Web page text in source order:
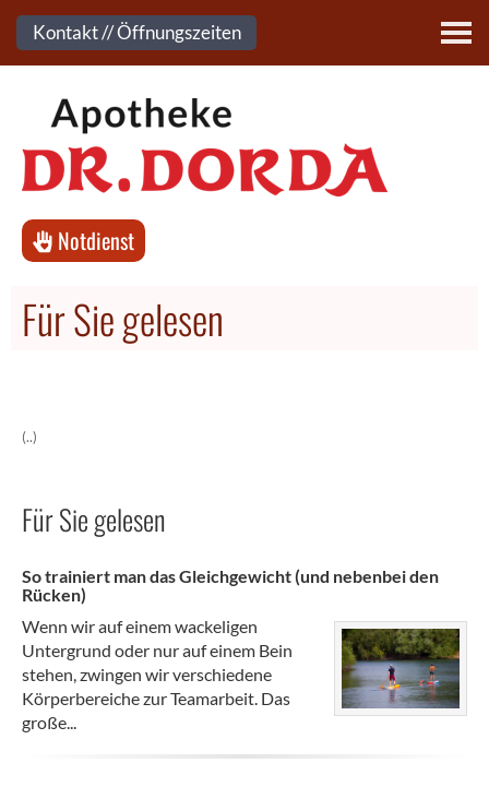
Kontakt
Notdienst
Für Sie gelesen
(..)
Für Sie gelesen
So trainiert man das Gleichgewicht (und nebenbei den
Rücken)
Wenn wir auf einem wackeligen
Untergrund oder nur auf einem Bein
stehen, zwingen wir verschiedene
Körperbereiche zur Teamarbeit. Das
große...
Kontakt // Öffnungszeiten